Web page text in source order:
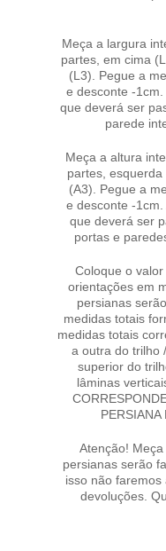
Meça a largura
partes, em cima
(L3). Pegue a
e desconte -
que deverá ser
parede
Meça a altura
partes,
(A3). Pegue a
e desconte -
que deverá ser
portas e
Coloque o
orientações em
persianas
medidas totais
medidas totais
a outra do trilho
superior do
lâminas
PERSIANA
Atenção!
persianas serão
isso não
devoluções.